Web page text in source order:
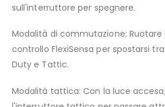
sull'interruttore per spegnere.
Modalità di commutazione:
controllo FlexiSensa per spostarsi
Duty e Tattic.
Modalità tattica: Con la luce